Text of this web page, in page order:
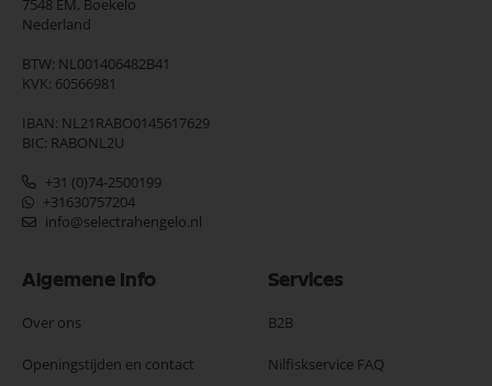
7548 EM, Boekelo
Nederland
BTW: NL001406482B41
KVK: 60566981
IBAN: NL21RABO0145617629
BIC: RABONL2U
+31 (0)74-2500199
+31630757204
info@selectrahengelo.nl
Algemene Info
Over ons
Openingstijden en contact
Services
B2B
Nilfiskservice FAQ